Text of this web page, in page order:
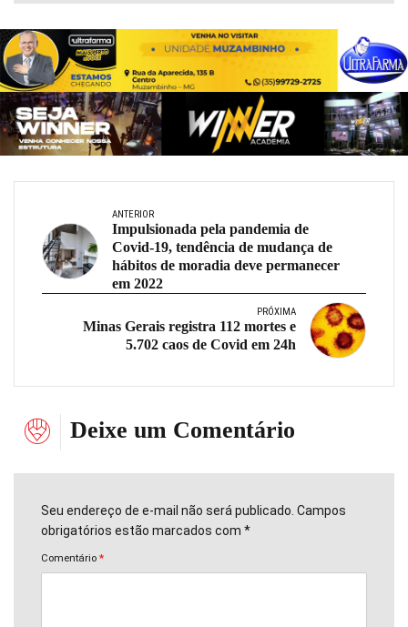
ANTERIOR
Impulsionada pela pandemia de
Covid-19, tendência de mudança de
hábitos de moradia deve permanecer
em 2022
PRÓXIMA
Minas Gerais registra 112 mortes e
5.702 caos de Covid em 24h
Deixe um Comentário
Seu endereço de e-mail não será publicado. Campos
obrigatórios estão marcados com *
Comentário *